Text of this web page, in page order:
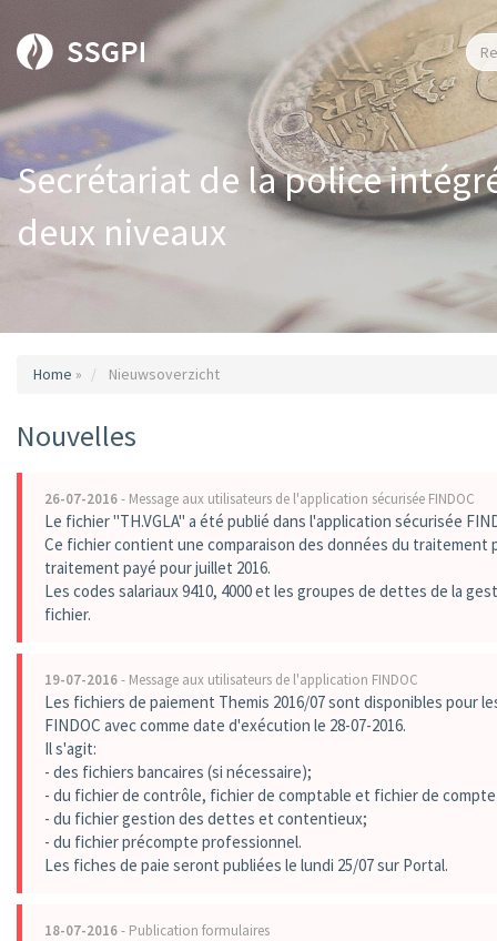
Secrétariat de la police
deux niveaux
Home » Nieuwsoverzicht
Nouvelles
26-07-2016- Message aux utilisateurs de l'application sécurisée FINDOC
Le fichier "TH.VGLA" a été publié dans l'application sécurisée
Ce fichier contient une comparaison des données du traitement
traitement payé pour juillet 2016.
Les codes salariaux 9410, 4000 et les groupes de dettes de la
fichier.
19-07-2016- Message aux utilisateurs de l'application FINDOC
Les fichiers de paiement Themis 2016/07 sont disponibles pour
FINDOC avec comme date d'exécution le 28-07-2016.
Il s'agit:
- des fichiers bancaires (si nécessaire);
- du fichier de contrôle, fichier de comptable et fichier de
- du fichier gestion des dettes et contentieux;
- du fichier précompte professionnel.
Les fiches de paie seront publiées le lundi 25/07 sur Portal.
18-07-2016- Publication formulaires